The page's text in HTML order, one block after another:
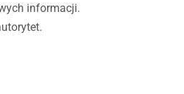
informacji.